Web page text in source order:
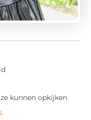
kunnen opkijken